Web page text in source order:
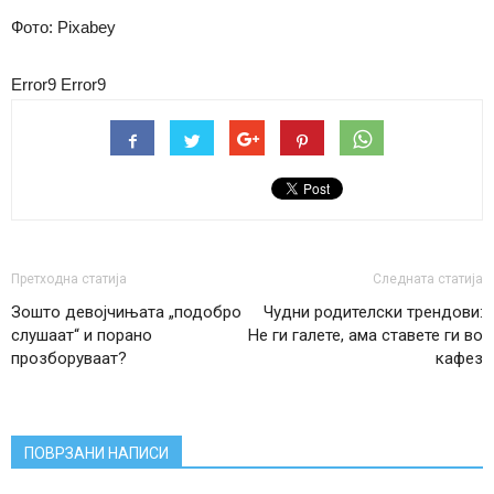
Фото: Pixabey
Error9 Error9
Претходна статија
Зошто девојчињата „подобро
слушаат“ и порано
прозборуваат?
Следната статија
Чудни родителски трендови:
Не ги галете, ама ставете ги во
кафез
ПОВРЗАНИ НАПИСИ